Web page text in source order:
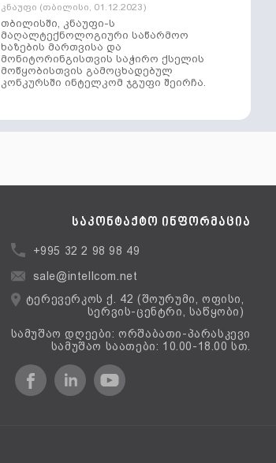
კნაუფი (თბილისი, 01.12.2023)
თბილისში, კნაუფი-ს
მაღალტექნოლოგიური საწარმოო
ხაზების მართვისა და
მონიტორინგისთვის საჭირო ქსელის
მოწყობისთვის გამოცხადებულ
კონკურსში ინტელკომ ჯგუფი შეირჩა.
საკონტაქტო ინფორმაცია
+995 32 2 98 98 49
sale@intellcom.net
ტერევერკოს ქ. 42 (შოურუმი, ოფისი,
სერვის-ცენტრი, საწყობი)
სამუშაო დღეები: ორშაბათი-პარასკევი
სამუშაო საათები: 10.00-18.00 სთ.